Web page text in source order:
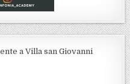
a Villa san Giovanni